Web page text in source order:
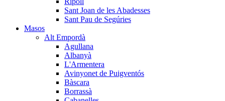
Sant Joan de les Abadesses
Sant Pau de Segúries
Masos
Alt Empordà
Agullana
Albanyà
L'Armentera
Avinyonet de Puigventós
Bàscara
Borrassà